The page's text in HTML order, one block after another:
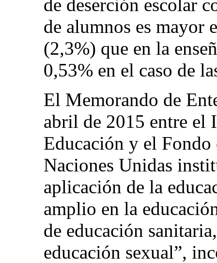
de deserción escolar
de alumnos es mayor
(2,3%) que en la
0,53% en el caso de
El Memorando de
abril de 2015 entre el
Educación y el Fondo
Naciones Unidas
aplicación de la
amplio en la
de educación
educación sexual”,